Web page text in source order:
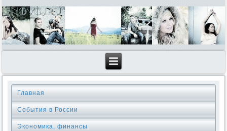
Главная
События в России
Экономика, финансы